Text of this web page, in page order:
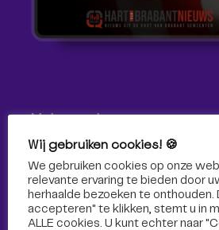
Volg ons!
Volg Omroep Tilburg niet alleen
media!
Wij gebruiken cookies! 🍪
We gebruiken cookies op onze
relevante ervaring te bieden door
herhaalde bezoeken te onthouden.
accepteren" te klikken, stemt u in
ALLE cookies. U kunt echter naar